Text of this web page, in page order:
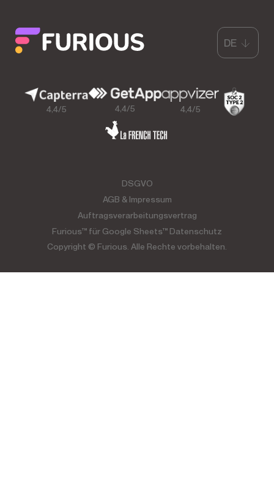
4,4/5 4,4/5 4,4/5
Copyright © Furious. Alle Rechte vorbehalten.
DSGVO
AGB & Impressum
Auftragsverarbeitungsvertrag
Furious™ für Google Sheets™ Datenschutz
DE